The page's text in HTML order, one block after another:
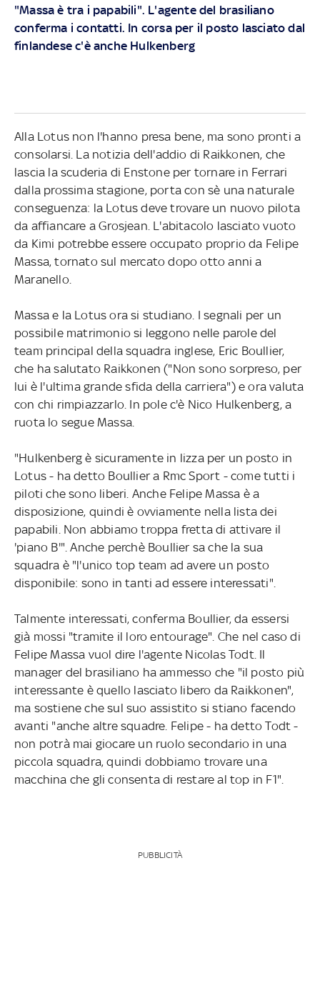
"Massa è tra i papabili". L'agente del brasiliano
conferma i contatti. In corsa per il posto lasciato dal
finlandese c'è anche Hulkenberg
Alla Lotus non l'hanno presa bene, ma sono pronti a
consolarsi. La notizia dell'addio di Raikkonen, che
lascia la scuderia di Enstone per tornare in Ferrari
dalla prossima stagione, porta con sè una naturale
conseguenza: la Lotus deve trovare un nuovo pilota
da affiancare a Grosjean. L'abitacolo lasciato vuoto
da Kimi potrebbe essere occupato proprio da Felipe
Massa, tornato sul mercato dopo otto anni a
Maranello.
Massa e la Lotus ora si studiano. I segnali per un
possibile matrimonio si leggono nelle parole del
team principal della squadra inglese, Eric Boullier,
che ha salutato Raikkonen ("Non sono sorpreso, per
lui è l'ultima grande sfida della carriera") e ora valuta
con chi rimpiazzarlo. In pole c'è Nico Hulkenberg, a
ruota lo segue Massa.
"Hulkenberg è sicuramente in lizza per un posto in
Lotus - ha detto Boullier a Rmc Sport - come tutti i
piloti che sono liberi. Anche Felipe Massa è a
disposizione, quindi è ovviamente nella lista dei
papabili. Non abbiamo troppa fretta di attivare il
'piano B'". Anche perchè Boullier sa che la sua
squadra è "l'unico top team ad avere un posto
disponibile: sono in tanti ad essere interessati".
Talmente interessati, conferma Boullier, da essersi
già mossi "tramite il loro entourage". Che nel caso di
Felipe Massa vuol dire l'agente Nicolas Todt. Il
manager del brasiliano ha ammesso che "il posto più
interessante è quello lasciato libero da Raikkonen",
ma sostiene che sul suo assistito si stiano facendo
avanti "anche altre squadre. Felipe - ha detto Todt -
non potrà mai giocare un ruolo secondario in una
piccola squadra, quindi dobbiamo trovare una
macchina che gli consenta di restare al top in F1".
PUBBLICITÀ